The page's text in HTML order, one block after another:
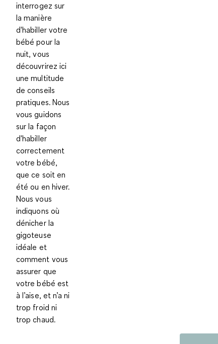
interrogez sur
la manière
d'habiller votre
bébé pour la
nuit, vous
découvrirez ici
une multitude
de conseils
pratiques. Nous
vous guidons
sur la façon
d'habiller
correctement
votre bébé,
que ce soit en
été ou en hiver.
Nous vous
indiquons où
dénicher la
gigoteuse
idéale et
comment vous
assurer que
votre bébé est
à l’aise, et n’a ni
trop froid ni
trop chaud.